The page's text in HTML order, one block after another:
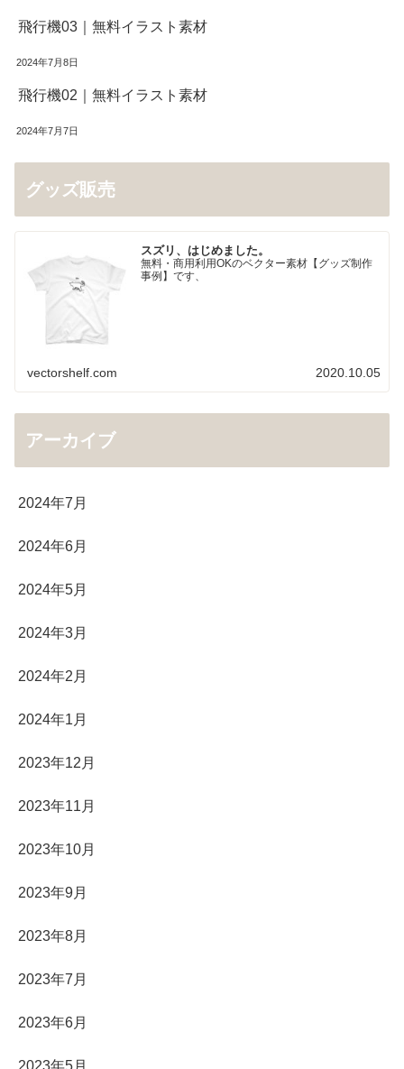
飛行機03｜無料イラスト素材
2024年7月8日
飛行機02｜無料イラスト素材
2024年7月7日
グッズ販売
スズリ、はじめました。
無料・商用利用OKのベクター素材【グッズ制作
事例】です、
vectorshelf.com 2020.10.05
アーカイブ
2024年7月
2024年6月
2024年5月
2024年3月
2024年2月
2024年1月
2023年12月
2023年11月
2023年10月
2023年9月
2023年8月
2023年7月
2023年6月
2023年5月